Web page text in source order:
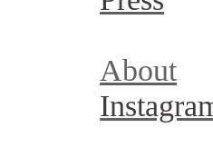
About